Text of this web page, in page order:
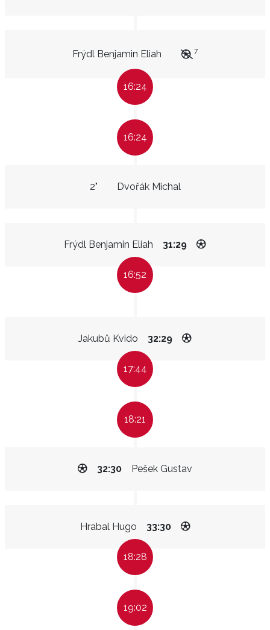
Frýdl Benjamin Eliah 7
16:24
16:24
Dvořák Michal
2"
Frýdl Benjamin Eliah 31:29
16:52
Jakubů Kvido 32:29
17:44
18:21
Pešek Gustav
32:30
Hrabal Hugo 33:30
18:28
19:02